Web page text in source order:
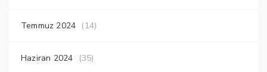
Temmuz 2024 (14)
Haziran 2024 (35)